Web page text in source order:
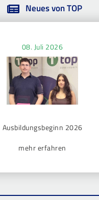
Neues von TOP
08. Juli 2026
Ausbildungsbeginn 2026
mehr erfahren